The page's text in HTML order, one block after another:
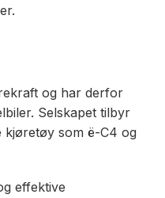
og har derfor
Selskapet tilbyr
som ë-C4 og
effektive